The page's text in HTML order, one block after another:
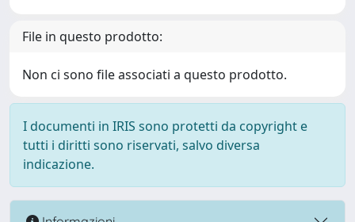
File in questo prodotto:
Non ci sono file associati a questo prodotto.
I documenti in IRIS sono protetti da copyright e
tutti i diritti sono riservati, salvo diversa
indicazione.